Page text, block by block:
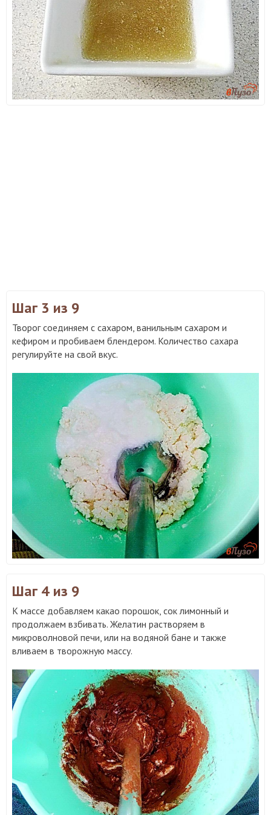
Шаг 3 из 9
Творог соединяем с сахаром, ванильным сахаром и
кефиром и пробиваем блендером. Количество сахара
регулируйте на свой вкус.
Шаг 4 из 9
К массе добавляем какао порошок, сок лимонный и
продолжаем взбивать. Желатин растворяем в
микроволновой печи, или на водяной бане и также
вливаем в творожную массу.